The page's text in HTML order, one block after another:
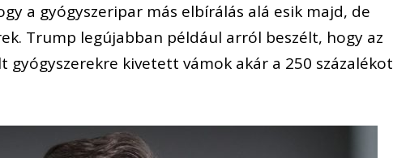
a gyógyszeripar más elbírálás alá esik majd, de
Trump legújabban például arról beszélt, hogy az
kivetett vámok akár a 250 százalékot